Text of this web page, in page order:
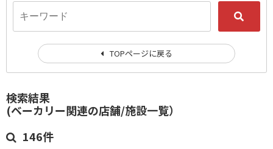
検索結果
(ベーカリー関連の店舗/施設一覧）
146件
TOPページに戻る